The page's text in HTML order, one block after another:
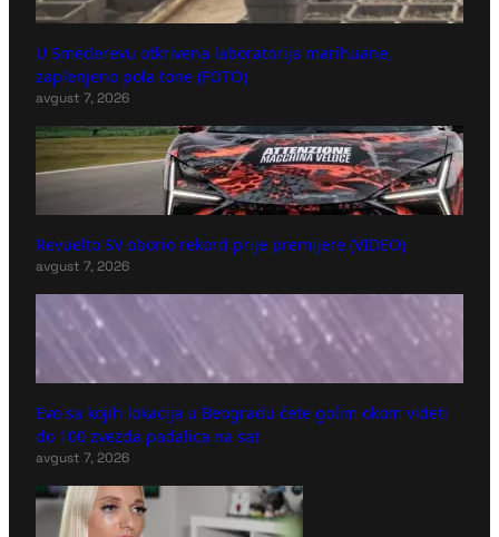
U Smederevu otkrivena laboratorija marihuane,
zaplenjeno pola tone (FOTO)
avgust 7, 2026
Revuelto SV oborio rekord prije premijere (VIDEO)
avgust 7, 2026
Evo sa kojih lokacija u Beogradu ćete golim okom videti
do 100 zvezda padalica na sat
avgust 7, 2026